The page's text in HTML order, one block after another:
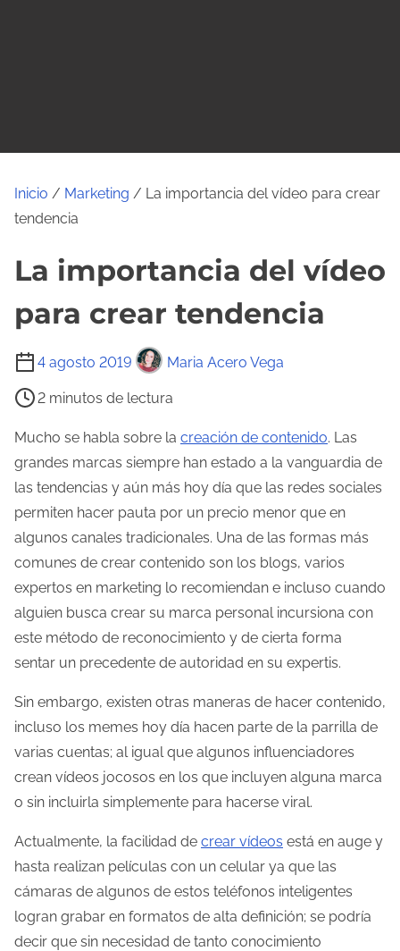
Inicio / Marketing / La importancia del vídeo para crear
tendencia
La importancia del vídeo
para crear tendencia
4 agosto 2019 Maria Acero Vega
T
e
m
p
o
d
e
l
e
c
t
u
a
d
e
l
a
e
n
r
a
2 minutos de lectura
Mucho se habla sobre la creación de contenido. Las
grandes marcas siempre han estado a la vanguardia de
las tendencias y aún más hoy día que las redes sociales
permiten hacer pauta por un precio menor que en
algunos canales tradicionales. Una de las formas más
comunes de crear contenido son los blogs, varios
expertos en marketing lo recomiendan e incluso cuando
alguien busca crear su marca personal incursiona con
este método de reconocimiento y de cierta forma
sentar un precedente de autoridad en su expertis.
Sin embargo, existen otras maneras de hacer contenido,
incluso los memes hoy día hacen parte de la parrilla de
varias cuentas; al igual que algunos influenciadores
crean vídeos jocosos en los que incluyen alguna marca
o sin incluirla simplemente para hacerse viral.
Actualmente, la facilidad de crear vídeos está en auge y
hasta realizan películas con un celular ya que las
cámaras de algunos de estos teléfonos inteligentes
logran grabar en formatos de alta definición; se podría
decir que sin necesidad de tanto conocimiento